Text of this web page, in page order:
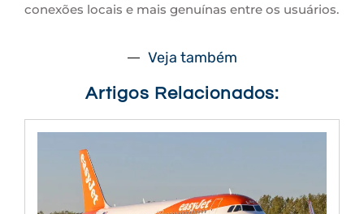
conexões locais e mais genuínas entre os usuários.
Veja também
Artigos Relacionados: